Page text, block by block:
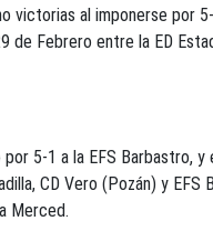
al imponerse por
Febrero entre la ED
5-1 a la EFS Barbastro,
CD Vero (Pozán) y
Merced.